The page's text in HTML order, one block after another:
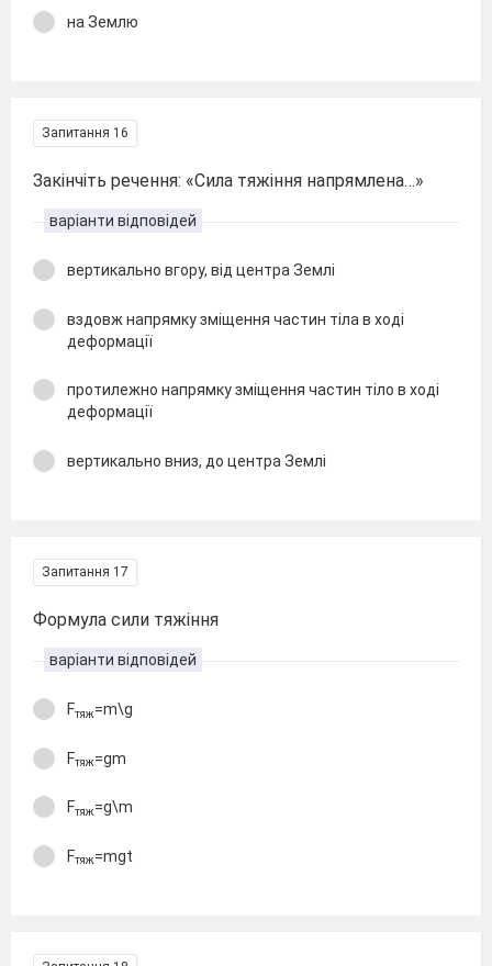
на Землю
Запитання 16
Закінчіть речення: «Сила тяжіння напрямлена…»
варіанти відповідей
вертикально вгору, від центра Землі
вздовж напрямку зміщення частин тіла в ході
деформації
протилежно напрямку зміщення частин тіло в ході
деформації
вертикально вниз, до центра Землі
Запитання 17
Формула сили тяжіння
варіанти відповідей
Fтяж=m\g
Fтяж=gm
Fтяж=g\m
Fтяж=mgt